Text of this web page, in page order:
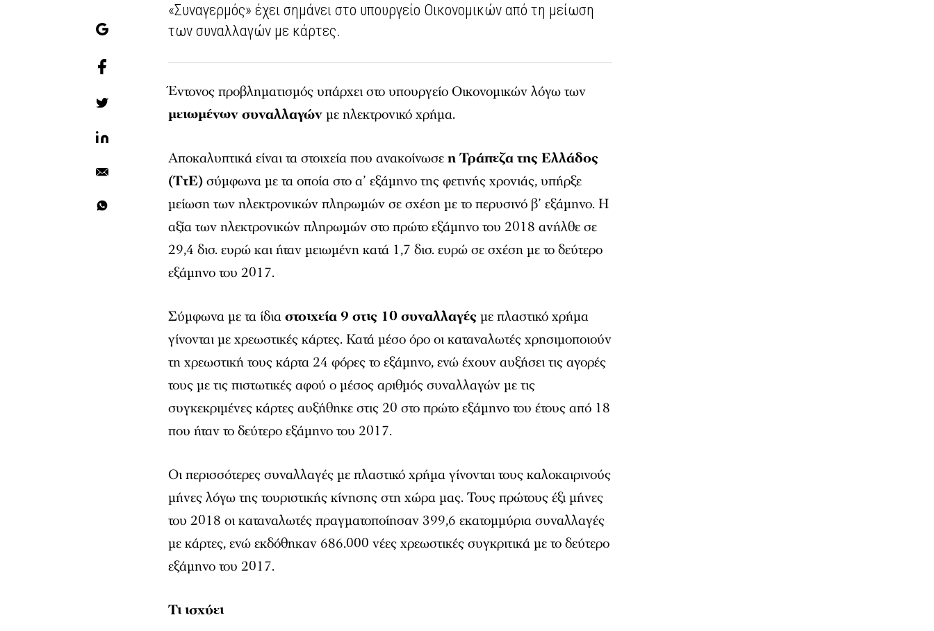
«Συναγερμός» έχει σημάνει στο υπουργείο Οικονομικών από τη μείωση
των συναλλαγών με κάρτες.
Έντονος προβληματισμός υπάρχει στο υπουργείο Οικονομικών λόγω των
μειωμένων συναλλαγώνμε ηλεκτρονικό χρήμα.
Αποκαλυπτικά είναι τα στοιχεία που ανακοίνωσεη Τράπεζα της Ελλάδος
(ΤτΕ)σύμφωνα με τα οποία στο α’ εξάμηνο της φετινής χρονιάς, υπήρξε
μείωση των ηλεκτρονικών πληρωμών σε σχέση με το περυσινό β’ εξάμηνο. Η
αξία των ηλεκτρονικών πληρωμών στο πρώτο εξάμηνο του 2018 ανήλθε σε
29,4 δισ. ευρώ και ήταν μειωμένη κατά 1,7 δισ. ευρώ σε σχέση με το δεύτερο
εξάμηνο του 2017.
Σύμφωνα με τα ίδιαστοιχεία 9 στις 10 συναλλαγές με πλαστικό χρήμα
γίνονται με χρεωστικές κάρτες. Κατά μέσο όρο οι καταναλωτές χρησιμοποιούν
τη χρεωστική τους κάρτα 24 φόρες το εξάμηνο, ενώ έχουν αυξήσει τις αγορές
τους με τις πιστωτικές αφού ο μέσος αριθμός συναλλαγών με τις
συγκεκριμένες κάρτες αυξήθηκε στις 20 στο πρώτο εξάμηνο του έτους από 18
που ήταν το δεύτερο εξάμηνο του 2017.
Οι περισσότερες συναλλαγές με πλαστικό χρήμα γίνονται τους καλοκαιρινούς
μήνες λόγω της τουριστικής κίνησης στη χώρα μας. Τους πρώτους έξι μήνες
του 2018 οι καταναλωτές πραγματοποίησαν 399,6 εκατομμύρια συναλλαγές
με κάρτες, ενώ εκδόθηκαν 686.000 νέες χρεωστικές συγκριτικά με το δεύτερο
εξάμηνο του 2017.
Τι ισχύει